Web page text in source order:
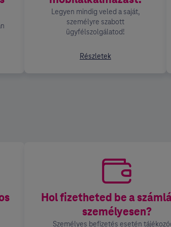
Legyen mindig veled a saját,
személyre szabott
ügyfélszolgálatod!
Részletek
Hol fizetheted be a
személyesen?
Személyes befizetés esetén